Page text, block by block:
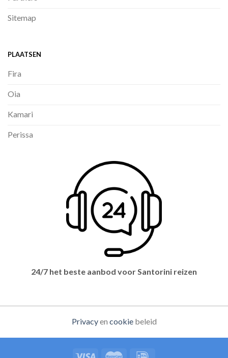
Sitemap
PLAATSEN
Fira
Oia
Kamari
Perissa
24/7 het beste aanbod voor Santorini reizen
Privacyen cookiebeleid